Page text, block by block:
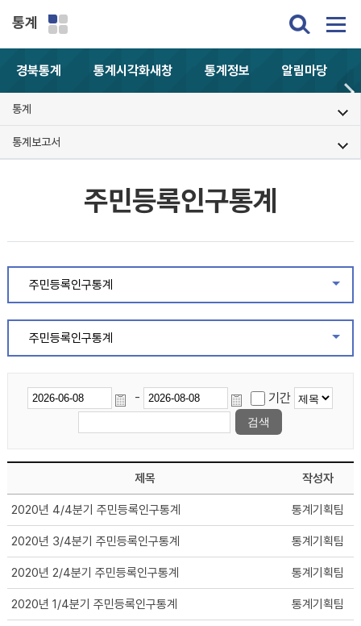
통계
경북통계 통계시각화새창 통계정보 알림마당
통계
통계보고서
주민등록인구통계
주민등록인구통계
주민등록인구통계
- 기간
제목 작성자
2020년 4/4분기 주민등록인구통계 통계기획팀
2020년 3/4분기 주민등록인구통계 통계기획팀
2020년 2/4분기 주민등록인구통계 통계기획팀
2020년 1/4분기 주민등록인구통계 통계기획팀